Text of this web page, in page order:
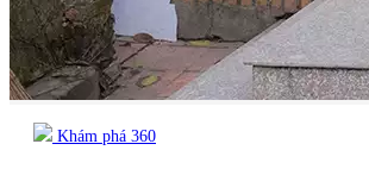
Khám phá 360